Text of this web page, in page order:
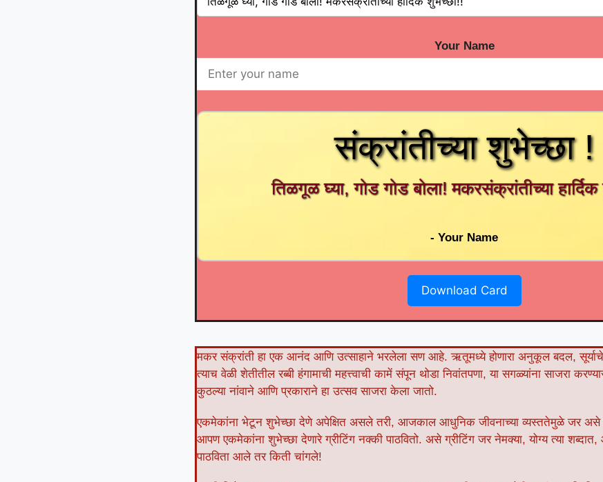
Your Name
संक्रांतीच्या शुभेच्छा !
तिळगूळ घ्या, गोड गोड बोला! मकरसंक्रांतीच्या
- Your Name
Download Card
मकर संक्रांती हा एक आनंद आणि उत्साहाने भरलेला सण आहे. ऋतूमध्ये होणारा अनुकूल बदल, सूर्याचे
त्याच वेळी शेतीतील रब्बी हंगामाची महत्त्वाची कामें संपून थोडा निवांतपणा, या सगळ्यांना साजरा
कुठल्या नांवाने आणि प्रकाराने हा उत्सव साजरा केला जातो.
एकमेकांना भेटून शुभेच्छा देणे अपेक्षित असले तरी, आजकाल आधुनिक जीवनाच्या व्यस्ततेमुळे जर असे
आपण एकमेकांना शुभेच्छा देणारे ग्रीटिंग नक्की पाठवितो. असे ग्रीटिंग जर नेमक्या, योग्य त्या
पाठविता आले तर किती चांगले!